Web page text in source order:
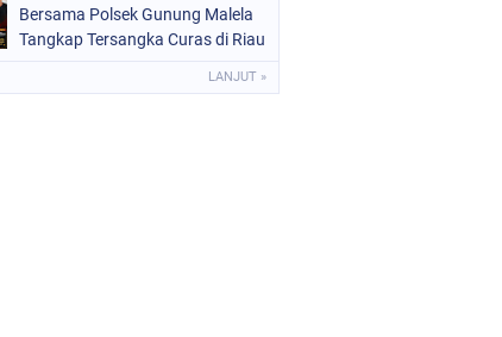
Bersama Polsek Gunung Malela
Tangkap Tersangka Curas di Riau
LANJUT »